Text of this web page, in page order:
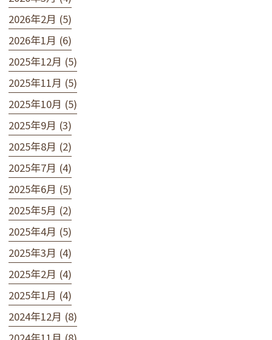
2026年2月 (5)
2026年1月 (6)
2025年12月 (5)
2025年11月 (5)
2025年10月 (5)
2025年9月 (3)
2025年8月 (2)
2025年7月 (4)
2025年6月 (5)
2025年5月 (2)
2025年4月 (5)
2025年3月 (4)
2025年2月 (4)
2025年1月 (4)
2024年12月 (8)